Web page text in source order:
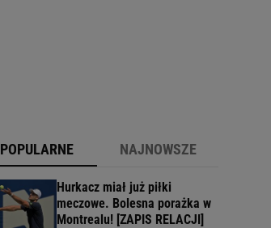
POPULARNE NAJNOWSZE
Hurkacz miał już piłki
meczowe. Bolesna porażka w
Montrealu! [ZAPIS RELACJI]